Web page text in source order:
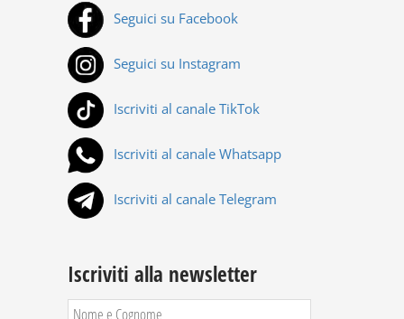
Seguici su Facebook
Seguici su Instagram
Iscriviti al canale TikTok
Iscriviti al canale Whatsapp
Iscriviti al canale Telegram
Iscriviti alla newsletter